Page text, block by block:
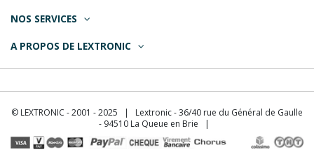
NOS SERVICES
A PROPOS DE LEXTRONIC
© LEXTRONIC - 2001 - 2025 | Lextronic - 36/40 rue du Général de Gaulle
- 94510 La Queue en Brie |